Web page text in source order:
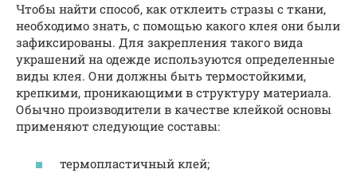
Чтобы найти способ, как отклеить стразы с ткани,
необходимо знать, с помощью какого клея они были
зафиксированы. Для закрепления такого вида
украшений на одежде используются определенные
виды клея. Они должны быть термостойкими,
крепкими, проникающими в структуру материала.
Обычно производители в качестве клейкой основы
применяют следующие составы:
термопластичный клей;